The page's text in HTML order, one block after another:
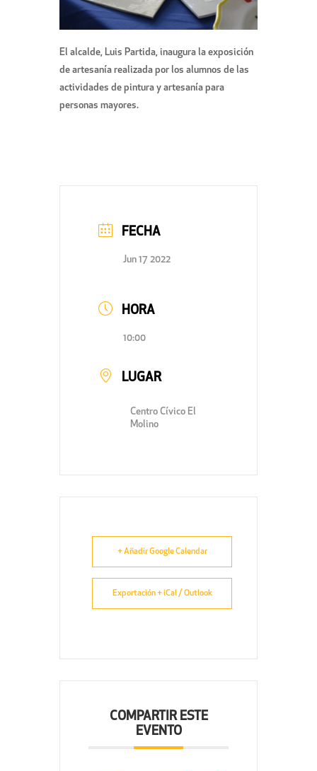
El alcalde, Luis Partida, inaugura la exposición
de artesanía realizada por los alumnos de las
actividades de pintura y artesanía para
personas mayores.
FECHA
Jun 17 2022
HORA
10:00
LUGAR
Centro Cívico El
Molino
+ Añadir Google Calendar
Exportación + iCal / Outlook
COMPARTIR ESTE
EVENTO